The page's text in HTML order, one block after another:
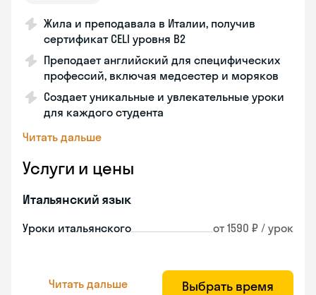
Жила и преподавала в Италии, получив
сертификат CELI уровня В2
Преподает английский для специфических
профессий, включая медсестер и моряков
Создает уникальные и увлекательные уроки
для каждого студента
Читать дальше
Услуги и цены
Итальянский язык
Уроки итальянского от 1590 ₽ / урок
Читать дальше Выбрать время